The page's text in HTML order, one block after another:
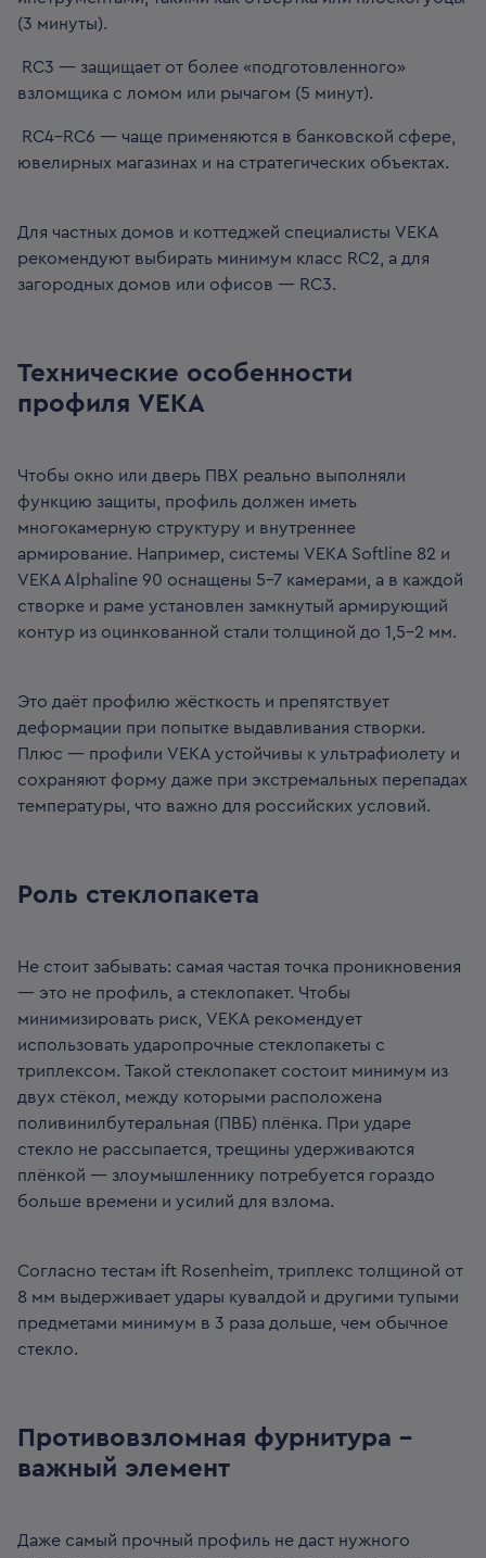
(3 минуты).
RC3 — защищает от более «подготовленного»
взломщика с ломом или рычагом (5 минут).
RC4–RC6 — чаще применяются в банковской сфере,
ювелирных магазинах и на стратегических объектах.
Для частных домов и коттеджей специалисты VEKA
рекомендуют выбирать минимум класс RC2, а для
загородных домов или офисов — RC3.
Технические особенности
профиля VEKA
Чтобы окно или дверь ПВХ реально выполняли
функцию защиты, профиль должен иметь
многокамерную структуру и внутреннее
армирование. Например, системы VEKA Softline 82 и
VEKA Alphaline 90 оснащены 5–7 камерами, а в каждой
створке и раме установлен замкнутый армирующий
контур из оцинкованной стали толщиной до 1,5–2 мм.
Это даёт профилю жёсткость и препятствует
деформации при попытке выдавливания створки.
Плюс — профили VEKA устойчивы к ультрафиолету и
сохраняют форму даже при экстремальных перепадах
температуры, что важно для российских условий.
Роль стеклопакета
Не стоит забывать: самая частая точка проникновения
— это не профиль, а стеклопакет. Чтобы
минимизировать риск, VEKA рекомендует
использовать ударопрочные стеклопакеты с
триплексом. Такой стеклопакет состоит минимум из
двух стёкол, между которыми расположена
поливинилбутеральная (ПВБ) плёнка. При ударе
стекло не рассыпается, трещины удерживаются
плёнкой — злоумышленнику потребуется гораздо
больше времени и усилий для взлома.
Согласно тестам ift Rosenheim, триплекс толщиной от
8 мм выдерживает удары кувалдой и другими тупыми
предметами минимум в 3 раза дольше, чем обычное
стекло.
Противовзломная фурнитура -
важный элемент
Даже самый прочный профиль не даст нужного